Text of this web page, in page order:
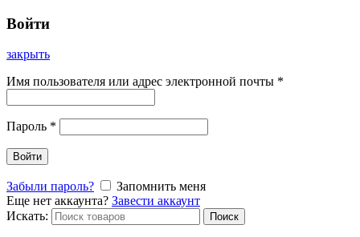
Войти
закрыть
Имя пользователя или адрес электронной почты *
Пароль *
Войти
Забыли пароль?
Запомнить меня
Еще нет аккаунта? Завести аккаунт
Искать:
Поиск